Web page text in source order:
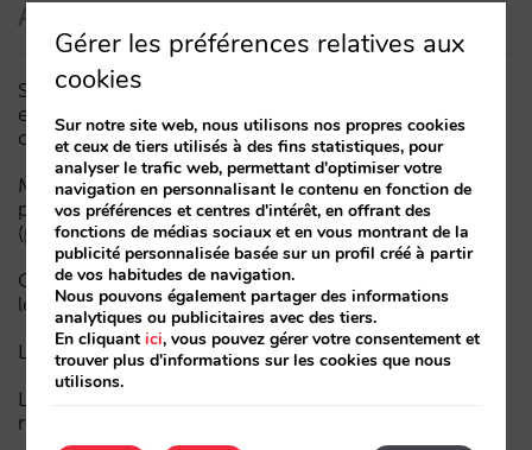
Articles récents
Sarai intègre le multi-room : réservations complexes
et demande à forte valeur, désormais aussi en
conversation
Moins de campagnes, plus d’intelligence : manuel IA
pour actualiser le marketing digital de votre hôtel
(partie 1)
Comment un hôtel apparaît dans les assistants d’IA :
les trois couches de visibilité
La fin de l’ère « Book on Metasearch »
Le funnel dans l’IA est cassé. La clé pour le réparer
réside dans la phase de considération
Gérer les préférences relatives aux
cookies
Sur notre site web, nous utilisons nos propres cookies
et ceux de tiers utilisés à des fins statistiques, pour
analyser le trafic web, permettant d'optimiser votre
navigation en personnalisant le contenu en fonction de
vos préférences et centres d'intérêt, en offrant des
fonctions de médias sociaux et en vous montrant de la
publicité personnalisée basée sur un profil créé à partir
de vos habitudes de navigation.
Nous pouvons également partager des informations
analytiques ou publicitaires avec des tiers.
En cliquantici, vous pouvez gérer votre consentement et
trouver plus d'informations sur les cookies que nous
utilisons.